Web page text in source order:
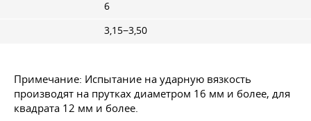
6
3,15−3,50
Примечание: Испытание на ударную вязкость
производят на прутках диаметром 16 мм и более, для
квадрата 12 мм и более.